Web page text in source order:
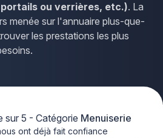
ou verrières, etc.). La
menée sur l'annuaire plus-que-
les prestations les plus
sur 5 - Catégorie Menuiserie
ont déjà fait confiance